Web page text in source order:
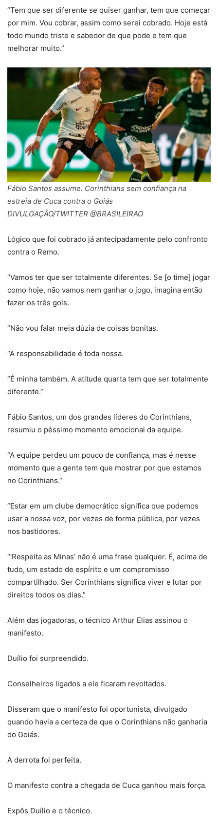
“Tem que ser diferente se quiser ganhar, tem que começar
por mim. Vou cobrar, assim como serei cobrado. Hoje está
todo mundo triste e sabedor de que pode e tem que
melhorar muito.”
Fábio Santos assume. Corinthians sem confiança na
estreia de Cuca contra o Goiás
DIVULGAÇÃO/TWITTER @BRASILEIRAO
Lógico que foi cobrado já antecipadamente pelo confronto
contra o Remo.
“Vamos ter que ser totalmente diferentes. Se [o time] jogar
como hoje, não vamos nem ganhar o jogo, imagina então
fazer os três gols.
“Não vou falar meia dúzia de coisas bonitas.
“A responsabilidade é toda nossa.
“É minha também. A atitude quarta tem que ser totalmente
diferente.”
Fábio Santos, um dos grandes líderes do Corinthians,
resumiu o péssimo momento emocional da equipe.
“A equipe perdeu um pouco de confiança, mas é nesse
momento que a gente tem que mostrar por que estamos
no Corinthians.”
“Estar em um clube democrático significa que podemos
usar a nossa voz, por vezes de forma pública, por vezes
nos bastidores.
“‘Respeita as Minas’ não é uma frase qualquer. É, acima de
tudo, um estado de espírito e um compromisso
compartilhado. Ser Corinthians significa viver e lutar por
direitos todos os dias.”
Além das jogadoras, o técnico Arthur Elias assinou o
manifesto.
Duílio foi surpreendido.
Conselheiros ligados a ele ficaram revoltados.
Disseram que o manifesto foi oportunista, divulgado
quando havia a certeza de que o Corinthians não ganharia
do Goiás.
A derrota foi perfeita.
O manifesto contra a chegada de Cuca ganhou mais força.
Expôs Duílio e o técnico.